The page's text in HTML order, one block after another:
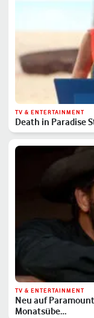
TV & ENTERTAINMENT
Death in Paradise
TV & ENTERTAINMENT
Neu auf
Monatsübe…